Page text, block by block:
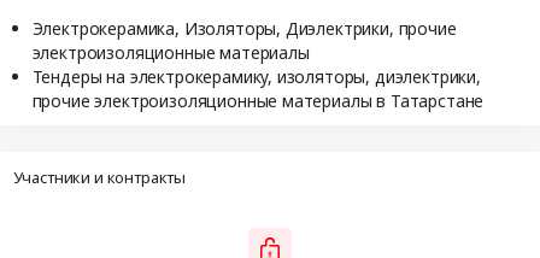
Электрокерамика, Изоляторы, Диэлектрики, прочие
электроизоляционные материалы
Тендеры на электрокерамику, изоляторы, диэлектрики,
прочие электроизоляционные материалы в Татарстане
Участники и контракты